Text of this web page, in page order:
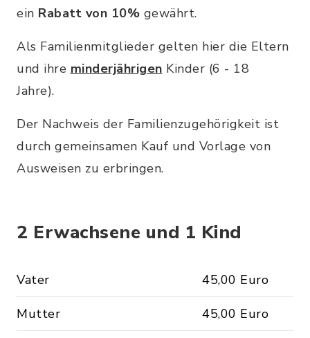
ein Rabatt von 10% gewährt.
Als Familienmitglieder gelten hier die Eltern
und ihre minderjährigen Kinder (6 - 18
Jahre).
Der Nachweis der Familienzugehörigkeit ist
durch gemeinsamen Kauf und Vorlage von
Ausweisen zu erbringen.
2 Erwachsene und 1 Kind
Vater 45,00 Euro
Mutter 45,00 Euro